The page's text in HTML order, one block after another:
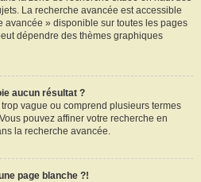
La recherche avancée est accessible
avancée » disponible sur toutes les pages
dépendre des thèmes graphiques
aucun résultat ?
vague ou comprend plusieurs termes
pouvez affiner votre recherche en
la recherche avancée.
page blanche ?!